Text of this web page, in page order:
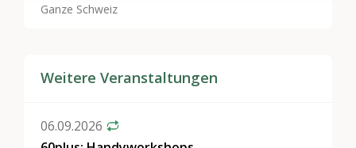
Ganze Schweiz
Weitere Veranstaltungen
06.09.2026